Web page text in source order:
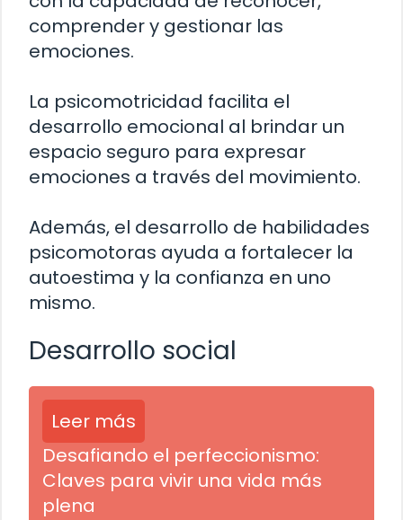
comprender y gestionar las
emociones.
La psicomotricidad facilita el
desarrollo emocional al brindar un
espacio seguro para expresar
emociones a través del movimiento.
Además, el desarrollo de habilidades
psicomotoras ayuda a fortalecer la
autoestima y la confianza en uno
mismo.
Desarrollo social
Leer más
Desafiando el perfeccionismo:
Claves para vivir una vida más
plena